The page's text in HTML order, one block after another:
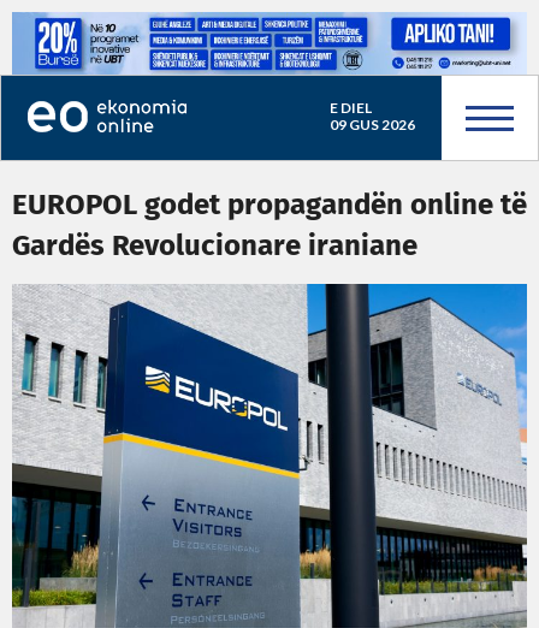
E DIEL
09 GUS 2026
EUROPOL godet propagandën online të
Gardës Revolucionare iraniane